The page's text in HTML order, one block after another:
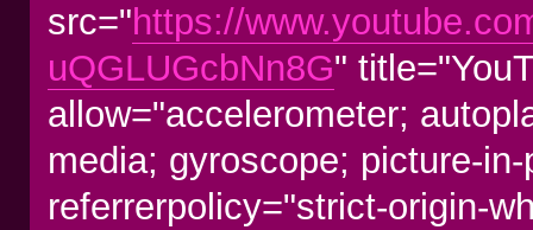
src="https://
uQGLUGcbNn8G"
allow="accelerometer;
media; gyroscope; picture-
referrerpolicy="strict-origin-